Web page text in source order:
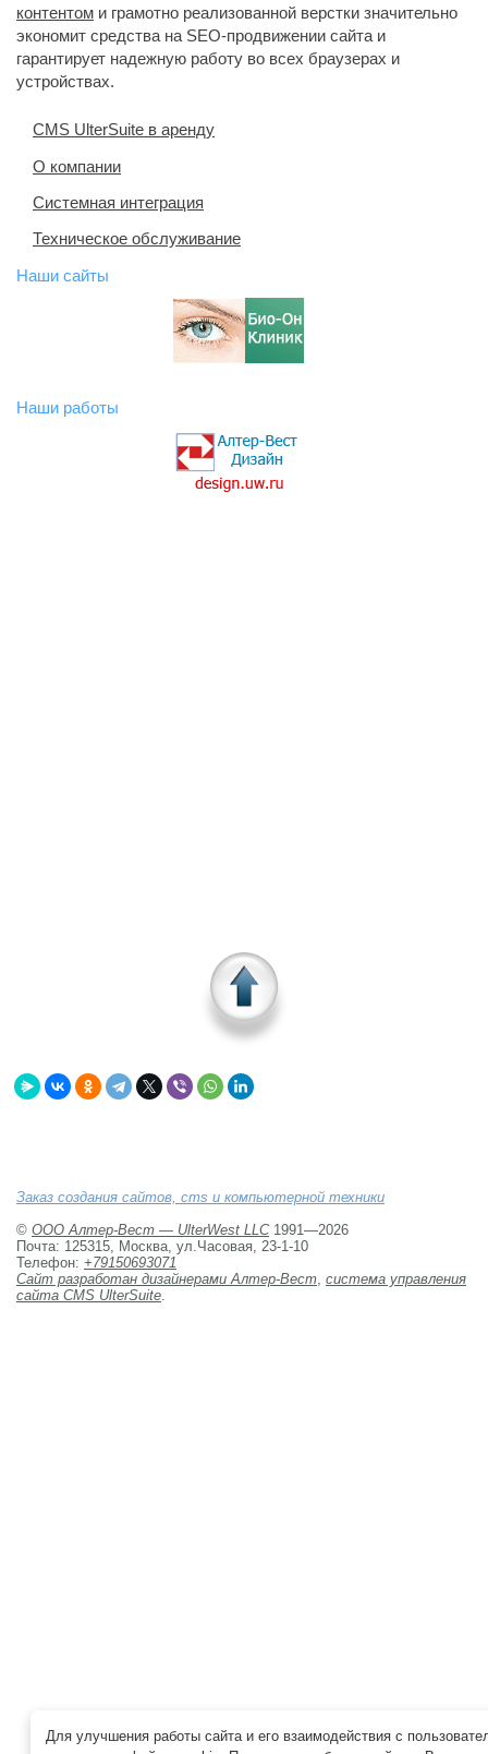
Для улучшения работы сайта и его взаимодействия с
контентом и грамотно реализованной верстки значительно
экономит средства на SEO-продвижении сайта и
гарантирует надежную работу во всех браузерах и
устройствах.
CMS UlterSuite в аренду
О компании
Системная интеграция
Техническое обслуживание
Заказ создания сайтов, cms и компьютерной техники
© ООО Алтер-Вест — UlterWest LLC1991—2026
Почта: 125315, Москва, ул.Часовая, 23-1-10
Телефон: +79150693071
Сайт разработан дизайнерами Алтер-Вест система управления
сайта CMS UlterSuite